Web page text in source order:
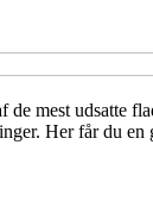
mest udsatte
Her får du